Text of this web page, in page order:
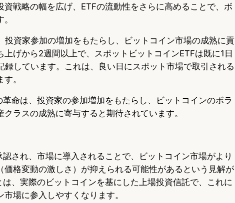
資戦略の幅を広げ、ETFの流動性をさらに高めることで、ボ
投資家参加の増加をもたらし、ビットコイン市場の成熟に貢
げから2週間以上で、スポットビットコインETFは既に1日
録しています。これは、良い日にスポット市場で取引される
。
命は、投資家の参加増加をもたらし、ビットコインのボラ
ラスの成熟に寄与すると期待されています。
され、市場に導入されることで、ビットコイン市場がより
価格変動の激しさ）が抑えられる可能性があるという見解が
、実際のビットコインを基にした上場投資信託で、これに
場に参入しやすくなります。